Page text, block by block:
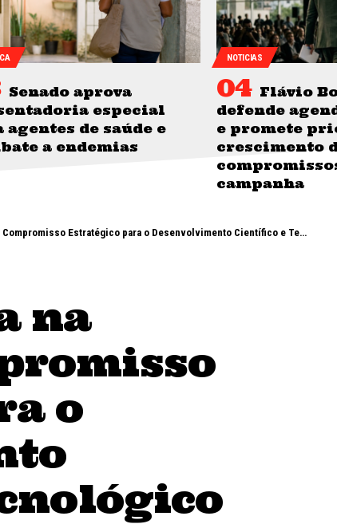
Senado aprova
especial
agentes de saúde e
a endemias
NOTICIAS
Flávio
defende
e promete
crescimento
campanha
Estratégico para o Desenvolvimento Científico e Tecnológico
na
o